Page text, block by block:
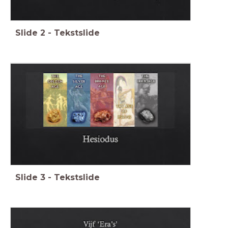
Slide 2 - Tekstslide
Slide 3 - Tekstslide